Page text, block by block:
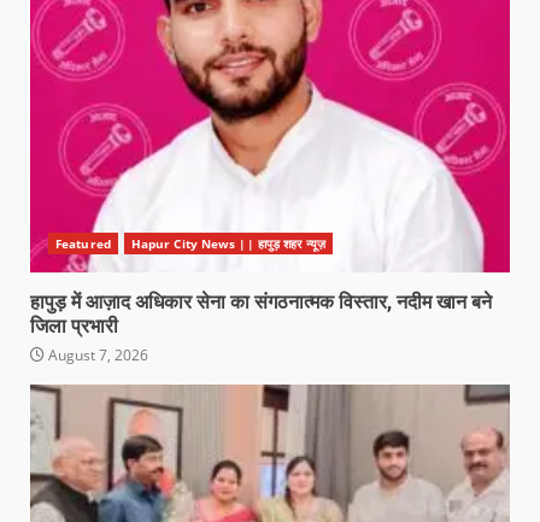
Featured Hapur City News || हापुड़ शहर न्यूज़
हापुड़ में आज़ाद अधिकार सेना का संगठनात्मक विस्तार, नदीम खान बने
जिला प्रभारी
August 7, 2026